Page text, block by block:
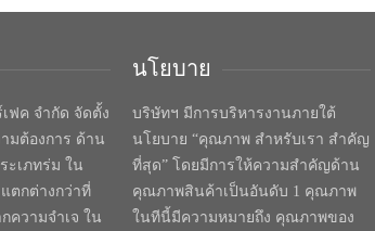
ฟค จำกัด จัดตั้ง
มต้องการ ด้าน
ะเภทร่ม ใน
ตกต่างกว่าที่
ความจำเจ ใน
นโยบาย
บริษัทฯ มีการบริหารงานภายใต้
นโยบาย “คุณภาพ สำหรับเรา สำคัญ
ที่สุด” โดยมีการให้ความสำคัญด้าน
คุณภาพสินค้าเป็นอันดับ 1 คุณภาพ
ในทีนี้มีความหมายถึง คุณภาพของ